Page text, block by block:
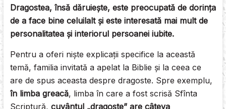
Dragostea, însă dăruieşte, este preocupată de dorinţa
de a face bine celuilalt şi este interesată mai mult de
personalitatea şi interiorul persoanei iubite.
Pentru a oferi nişte explicaţii specifice la această
temă, familia invitată a apelat la Biblie şi la ceea ce
are de spus aceasta despre dragoste. Spre exemplu,
în limba greacă, limba în care a fost scrisă Sfînta
Scriptură, cuvântul „dragoste” are câteva